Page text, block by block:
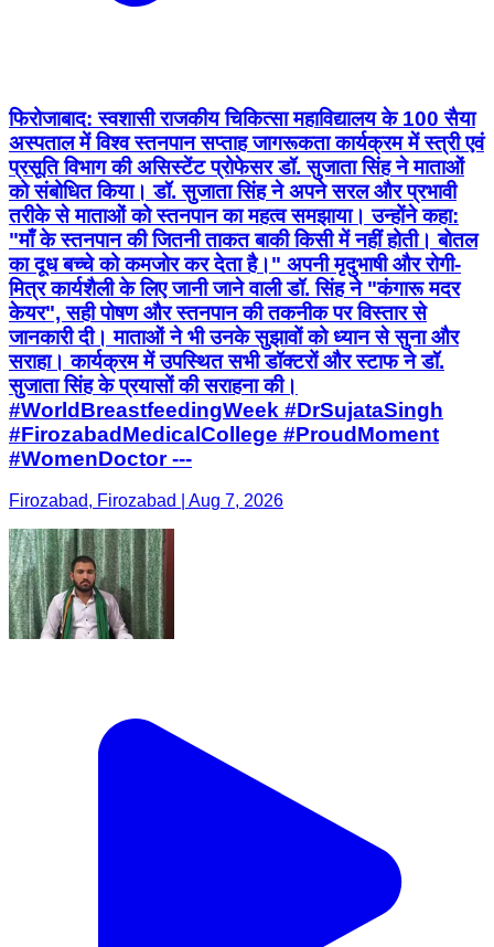
फिरोजाबाद: स्वशासी राजकीय चिकित्सा महाविद्यालय के 100 सैया
अस्पताल में विश्व स्तनपान सप्ताह जागरूकता कार्यक्रम में स्त्री एवं
प्रसूति विभाग की असिस्टेंट प्रोफेसर डॉ. सुजाता सिंह ने माताओं
को संबोधित किया। डॉ. सुजाता सिंह ने अपने सरल और प्रभावी
तरीके से माताओं को स्तनपान का महत्व समझाया। उन्होंने कहा:
"माँ के स्तनपान की जितनी ताकत बाकी किसी में नहीं होती। बोतल
का दूध बच्चे को कमजोर कर देता है।" अपनी मृदुभाषी और रोगी-
मित्र कार्यशैली के लिए जानी जाने वाली डॉ. सिंह ने "कंगारू मदर
केयर", सही पोषण और स्तनपान की तकनीक पर विस्तार से
जानकारी दी। माताओं ने भी उनके सुझावों को ध्यान से सुना और
सराहा। कार्यक्रम में उपस्थित सभी डॉक्टरों और स्टाफ ने डॉ.
सुजाता सिंह के प्रयासों की सराहना की।
#WorldBreastfeedingWeek #DrSujataSingh
#FirozabadMedicalCollege #ProudMoment
#WomenDoctor ---
Firozabad, Firozabad | Aug 7, 2026